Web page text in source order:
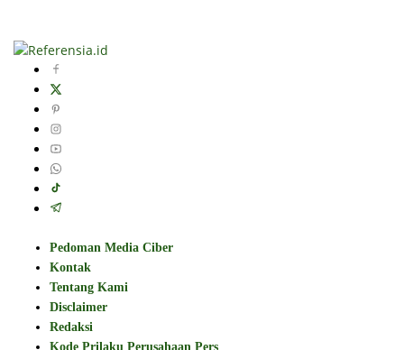
Pedoman Media Ciber
Kontak
Tentang Kami
Disclaimer
Redaksi
Kode Prilaku Perusahaan Pers